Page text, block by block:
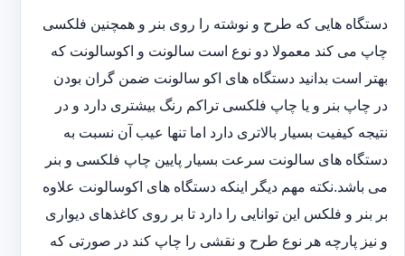
دستگاه هایی که طرح و نوشته را روی بنر و همچنین فلکسی
چاپ می کند معمولا دو نوع است سالونت و اکوسالونت که
بهتر است بدانید دستگاه های اکو سالونت ضمن گران بودن
در چاپ بنر و یا چاپ فلکسی تراکم رنگ بیشتری دارد و در
نتیجه کیفیت بسیار بالاتری دارد اما تنها عیب آن نسبت به
دستگاه های سالونت سرعت بسیار پایین چاپ فلکسی و بنر
می باشد.نکته مهم دیگر اینکه دستگاه های اکوسالونت علاوه
بر بنر و فلکس این توانایی را دارد تا بر روی کاغذهای دیواری
و نیز پارچه هر نوع طرح و نقشی را چاپ کند در صورتی که